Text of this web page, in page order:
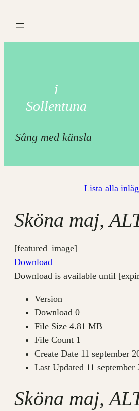
i
Sollentuna
Sång med känsla
Lista alla
Sköna maj,
[featured_image]
Download
Download is available until
Version
Download 0
File Size 4.81 MB
File Count 1
Create Date 11 september
Last Updated 11 september
Sköna maj,